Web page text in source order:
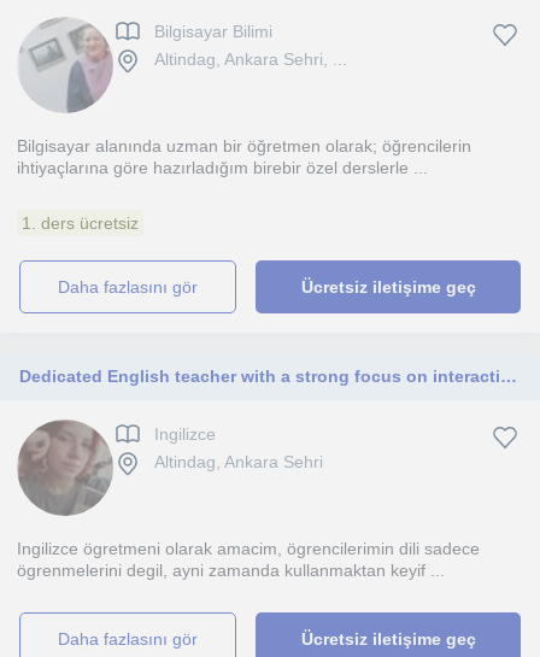
Bilgisayar Bilimi
Altindag, Ankara Sehri, ...
Bilgisayar alanında uzman bir öğretmen olarak; öğrencilerin
ihtiyaçlarına göre hazırladığım birebir özel derslerle ...
1. ders ücretsiz
daha fazlasını gör Ücretsiz iletişime geç
Dedicated English teacher with a strong focus on interactive learning and student development.
Ingilizce
Altindag, Ankara Sehri
Ingilizce ögretmeni olarak amacim, ögrencilerimin dili sadece
ögrenmelerini degil, ayni zamanda kullanmaktan keyif ...
daha fazlasını gör Ücretsiz iletişime geç